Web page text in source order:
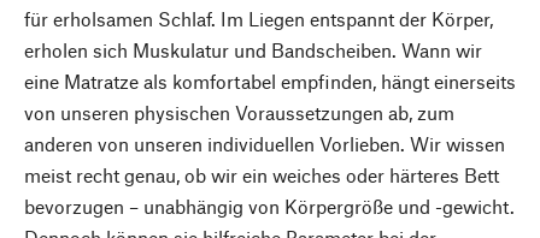
für erholsamen Schlaf. Im Liegen entspannt der Körper,
erholen sich Muskulatur und Bandscheiben. Wann wir
eine Matratze als komfortabel empfinden, hängt einerseits
von unseren physischen Voraussetzungen ab, zum
anderen von unseren individuellen Vorlieben. Wir wissen
meist recht genau, ob wir ein weiches oder härteres Bett
bevorzugen – unabhängig von Körpergröße und -gewicht.